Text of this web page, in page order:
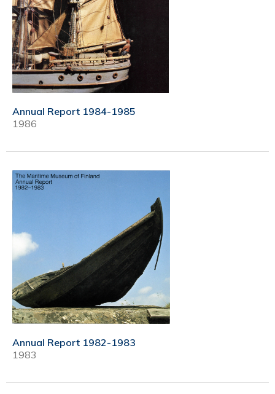
Annual Report 1984-1985
1986
Annual Report 1982-1983
1983